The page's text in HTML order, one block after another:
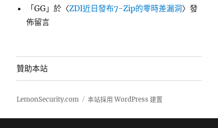
「GG 」於〈ZDI近日發布7-Zip的零時差漏洞〉發
佈留言
贊助本站
LemonSecurity.com 本站採用 WordPress 建置